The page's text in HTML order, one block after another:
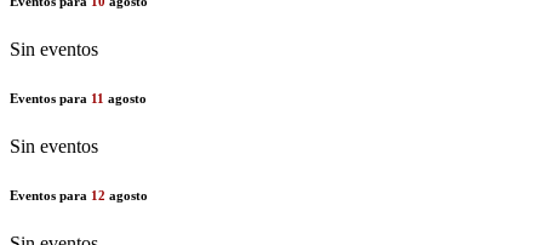
Sin eventos
Eventos para 11 agosto
Sin eventos
Eventos para 12 agosto